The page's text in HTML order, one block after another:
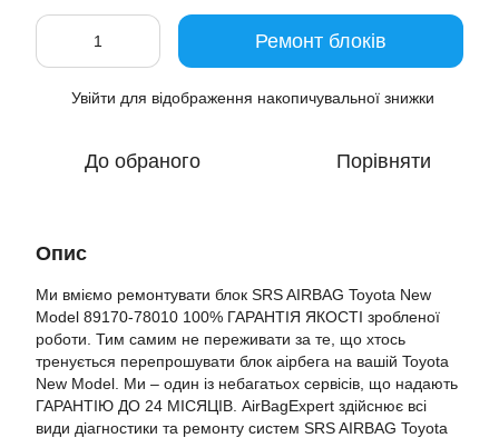
Ремонт блоків
Увійти для відображення накопичувальної знижки
До обраного Порівняти
Опис
Ми вміємо ремонтувати блок SRS AIRBAG Toyota New
Model 89170-78010 100% ГАРАНТІЯ ЯКОСТІ зробленої
роботи. Тим самим не переживати за те, що хтось
тренується перепрошувати блок аірбега на вашій Toyota
New Model. Ми – один із небагатьох сервісів, що надають
ГАРАНТІЮ ДО 24 МІСЯЦІВ. AirBagExpert здійснює всі
види діагностики та ремонту систем SRS AIRBAG Toyota